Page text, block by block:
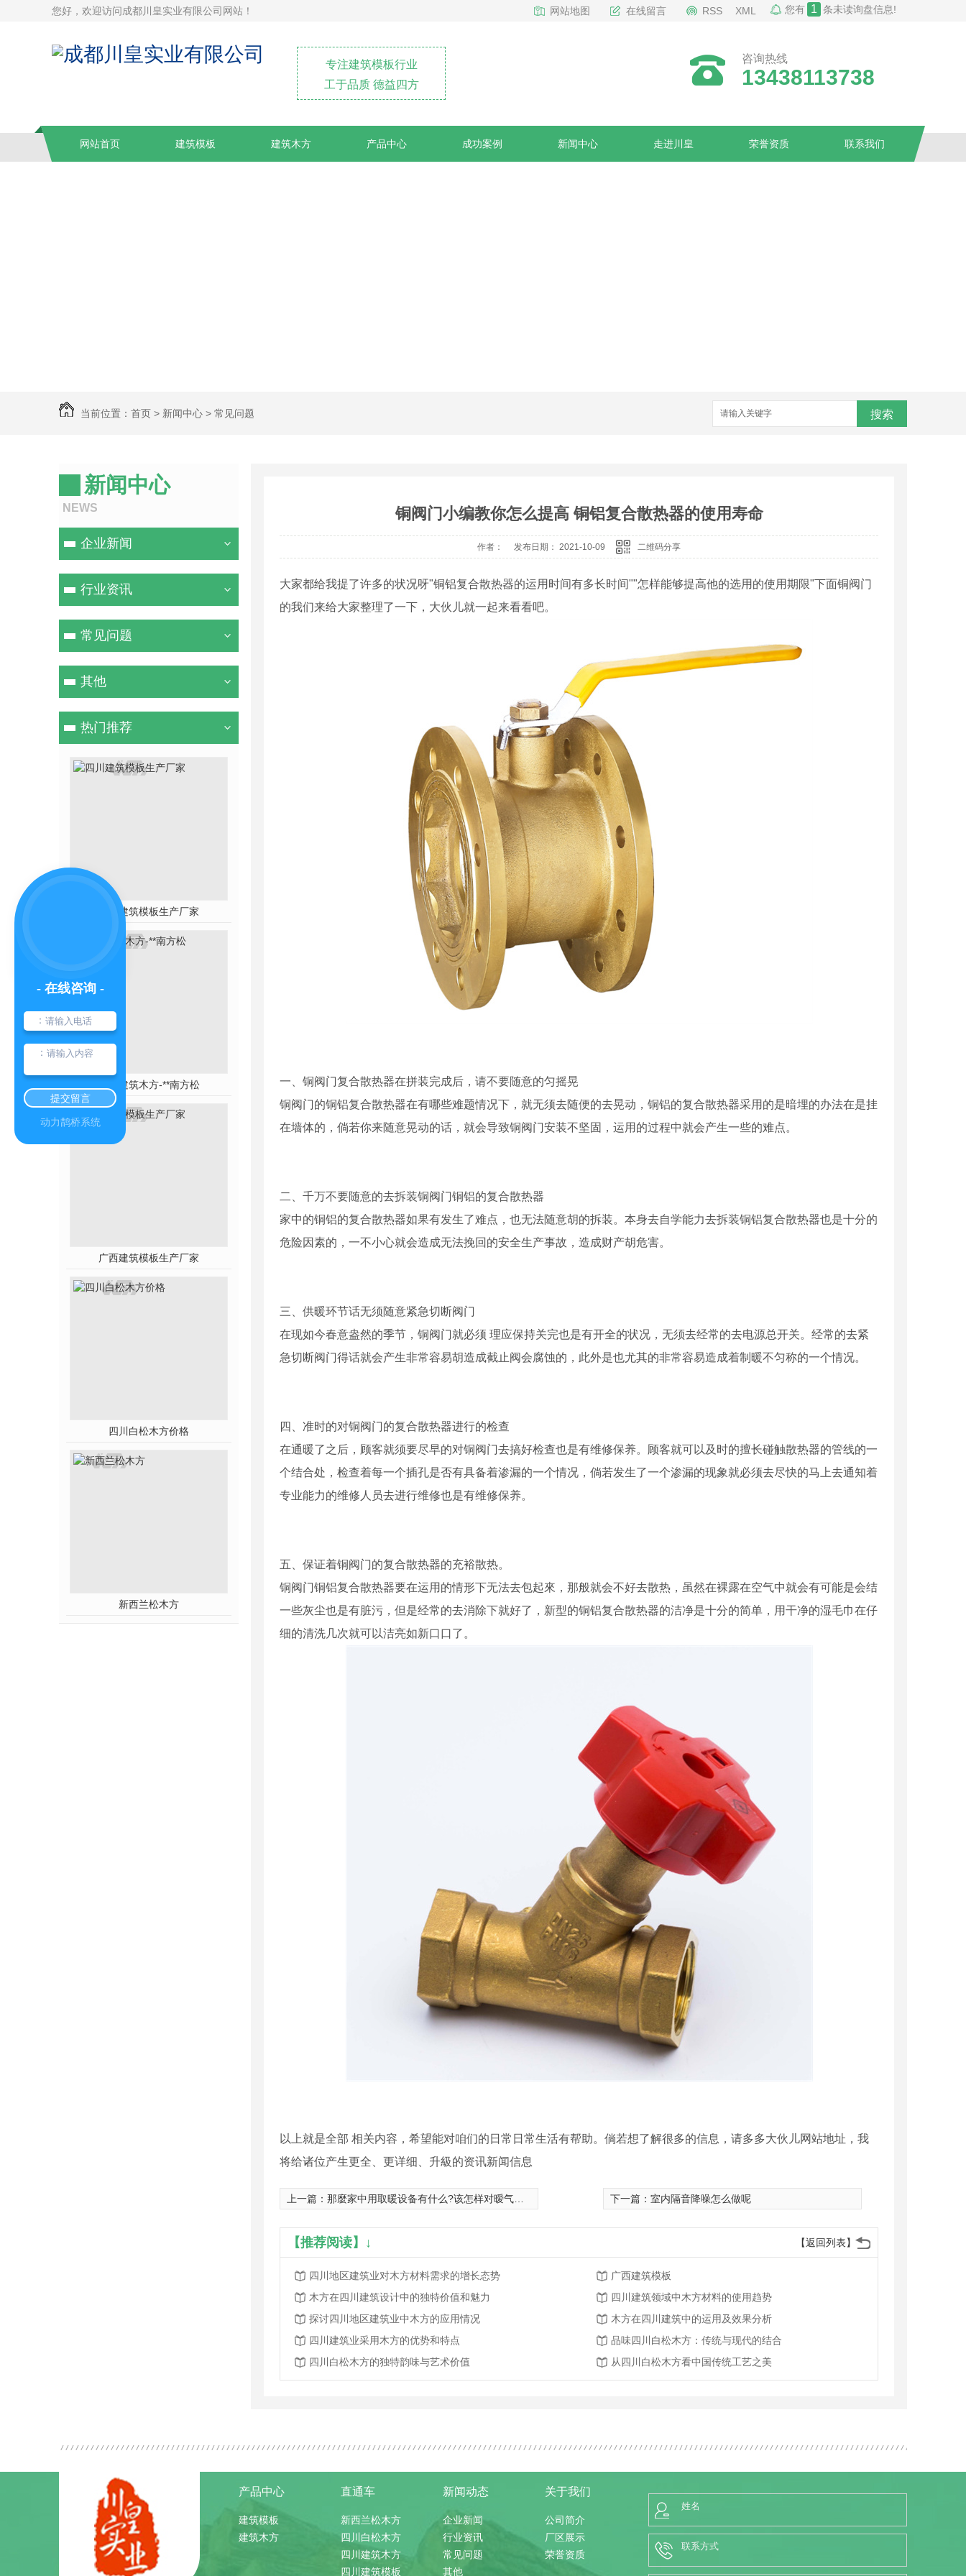
您好，欢迎访问成都川皇实业有限公司网站！ 网站地图 在线留言 RSS XML 您有 1 条未读询盘信息!
专注建筑模板行业
工于品质 德益四方
咨询热线
13438113738
网站首页 建筑模板 建筑木方 产品中心 成功案例 新闻中心 走进川皇 荣誉资质 联系我们
当前位置： 首页 > 新闻中心 > 常见问题 搜索
新闻中心
NEWS
企业新闻
行业资讯
常见问题
其他
热门推荐
四川建筑模板生产厂家
四川建筑木方-**南方松
广西建筑模板生产厂家
四川白松木方价格
新西兰松木方
铜阀门小编教你怎么提高 铜铝复合散热器的使用寿命
作者： 发布日期： 2021-10-09 二维码分享
大家都给我提了许多的状况呀"铜铝复合散热器的运用时间有多长时间""怎样能够提高他的选用的使用期限"下面铜阀门
的我们来给大家整理了一下，大伙儿就一起来看看吧。
一、铜阀门复合散热器在拼装完成后，请不要随意的匀摇晃
铜阀门的铜铝复合散热器在有哪些难题情况下，就无须去随便的去晃动，铜铝的复合散热器采用的是暗埋的办法在是挂
在墙体的，倘若你来随意晃动的话，就会导致铜阀门安装不坚固，运用的过程中就会产生一些的难点。
二、千万不要随意的去拆装铜阀门铜铝的复合散热器
家中的铜铝的复合散热器如果有发生了难点，也无法随意胡的拆装。本身去自学能力去拆装铜铝复合散热器也是十分的
危险因素的，一不小心就会造成无法挽回的安全生产事故，造成财产胡危害。
三、供暖环节话无须随意紧急切断阀门
在现如今春意盎然的季节，铜阀门就必须 理应保持关完也是有开全的状况，无须去经常的去电源总开关。经常的去紧
急切断阀门得话就会产生非常容易胡造成截止阀会腐蚀的，此外是也尤其的非常容易造成着制暖不匀称的一个情况。
四、准时的对铜阀门的复合散热器进行的检查
在通暖了之后，顾客就须要尽早的对铜阀门去搞好检查也是有维修保养。顾客就可以及时的擅长碰触散热器的管线的一
个结合处，检查着每一个插孔是否有具备着渗漏的一个情况，倘若发生了一个渗漏的现象就必须去尽快的马上去通知着
专业能力的维修人员去进行维修也是有维修保养。
五、保证着铜阀门的复合散热器的充裕散热。
铜阀门铜铝复合散热器要在运用的情形下无法去包起來，那般就会不好去散热，虽然在裸露在空气中就会有可能是会结
一些灰尘也是有脏污，但是经常的去消除下就好了，新型的铜铝复合散热器的洁净是十分的简单，用干净的湿毛巾在仔
细的清洗几次就可以洁亮如新口口了。
以上就是全部 相关内容，希望能对咱们的日常日常生活有帮助。倘若想了解很多的信息，请多多大伙儿网站地址，我
将给诸位产生更全、更详细、升級的资讯新闻信息
上一篇： 那麼家中用取暖设备有什么?该怎样对暧气片、管路、全自动控制系统开展维护保养和维护保养呢？ 下一篇： 室内隔音降噪怎么做呢
【返回列表】
【推荐阅读】↓
四川地区建筑业对木方材料需求的增长态势
广西建筑模板
木方在四川建筑设计中的独特价值和魅力
四川建筑领域中木方材料的使用趋势
探讨四川地区建筑业中木方的应用情况
木方在四川建筑中的运用及效果分析
四川建筑业采用木方的优势和特点
品味四川白松木方：传统与现代的结合
四川白松木方的独特韵味与艺术价值
从四川白松木方看中国传统工艺之美
产品中心
建筑模板
建筑木方
直通车
新西兰松木方
四川白松木方
四川建筑木方
四川建筑模板
新闻动态
企业新闻
行业资讯
常见问题
其他
关于我们
公司简介
厂区展示
荣誉资质
- 在线咨询 -
：
：
提交留言
动力鹊桥系统